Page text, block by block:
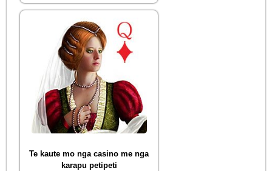
Te kaute mo nga casino me nga
karapu petipeti